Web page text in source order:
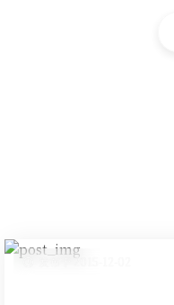
发布于 2015-12-02